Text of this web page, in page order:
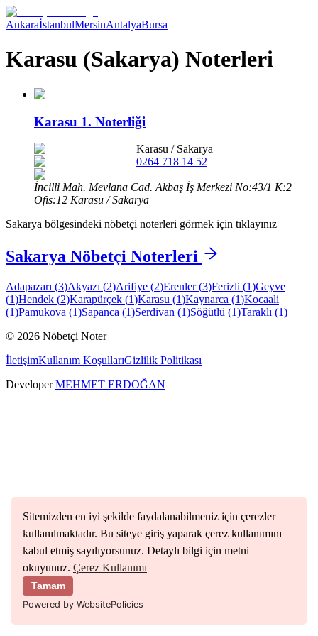
Sitemizden en iyi şekilde faydalanabilmeniz için çerezler
kullanılmaktadır. Bu siteye giriş yaparak çerez kullanımını
kabul etmiş sayılıyorsunuz. Detaylı bilgi için metni
okuyunuz. Çerez Kullanımı
Tamam
Powered by WebsitePolicies
AnkaraİstanbulMersinAntalyaBursa
Karasu (Sakarya) Noterleri
Karasu 1. Noterliği
Karasu / Sakarya
0264 718 14 52
İncilli Mah. Mevlana Cad. Akbaş İş Merkezi No:43/1 K:2
Ofis:12 Karasu / Sakarya
Sakarya bölgesindeki nöbetçi noterleri görmek için tıklayınız
Sakarya Nöbetçi Noterleri
Adapazarı (3)Akyazı (2)Arifiye (2)Erenler(3)Ferizli (1)Geyve
(1)Hendek (2)Karapürçek (1)Karasu (1)Kaynarca (1)Kocaali
(1)Pamukova (1)Sapanca (1)Serdivan (1)Söğütlü (1)Taraklı (1)
© 2026 Nöbetçi Noter
İletişimKullanım KoşullarıGizlilik Politikası
DeveloperMEHMET ERDOĞAN